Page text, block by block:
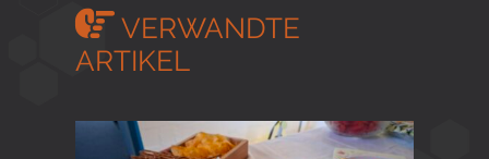
VERWANDTE
ARTIKEL